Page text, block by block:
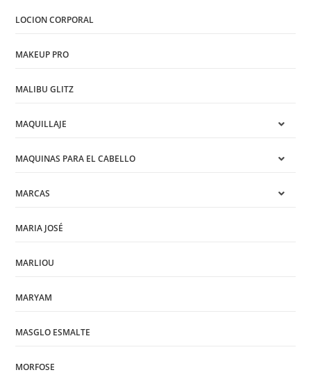
LOCION CORPORAL
MAKEUP PRO
MALIBU GLITZ
MAQUILLAJE
MAQUINAS PARA EL CABELLO
MARCAS
MARIA JOSÉ
MARLIOU
MARYAM
MASGLO ESMALTE
MORFOSE